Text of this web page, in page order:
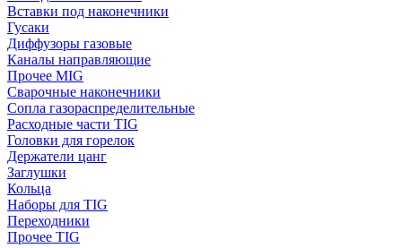
Вставки под наконечники
Гусаки
Диффузоры газовые
Каналы направляющие
Прочее MIG
Сварочные наконечники
Сопла газораспределительные
Расходные части TIG
Головки для горелок
Держатели цанг
Заглушки
Кольца
Наборы для TIG
Переходники
Прочее TIG